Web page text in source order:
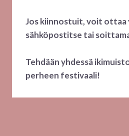
Jos kiinnostuit, voit
sähköpostitse tai
Tehdään yhdessä
perheen festivaali!